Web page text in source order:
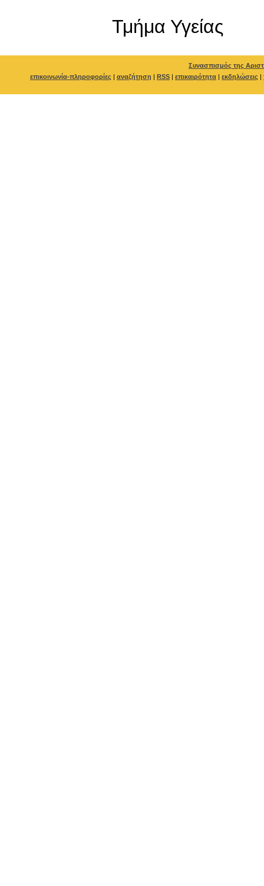
Τμήμα Υγείας
Συνασπισμός της
επικοινωνία-πληροφορίες | αναζήτηση | RSS | επικαιρότητα | εκδηλώσεις |